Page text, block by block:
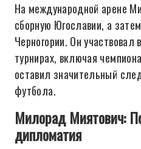
На международной арене
сборную Югославии, а
Черногории. Он участвовал
турнирах, включая
оставил значительный
футбола.
Милорад Миятович:
дипломатия